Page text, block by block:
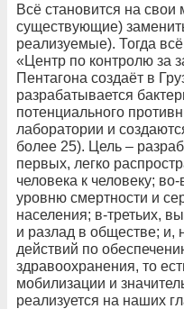
Всё становится на свои
существующие)
реализуемые). Тогда
«Центр по контролю за
Пентагона создаёт в
разрабатывается
потенциального
лаборатории и
более 25). Цель –
первых, легко
человека к человеку;
уровню смертности и
населения; в-третьих,
и разлад в обществе; и,
действий по
здравоохранения, то
мобилизации и
реализуется на наших